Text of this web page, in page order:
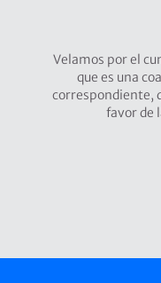
Velamos por el
que es una
correspondiente,
favor de